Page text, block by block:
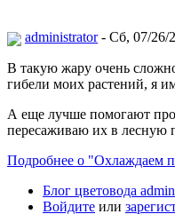
administrator- Сб, 07/26/
В такую жару очень
гибели моих растений, я
А еще лучше помогают
пересаживаю их в лесную
Подробнее о "Охлаждаем
Блог цветовода
Войдите или